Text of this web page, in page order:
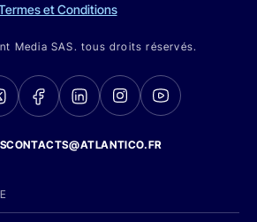
et Conditions
Media SAS. tous droits réservés.